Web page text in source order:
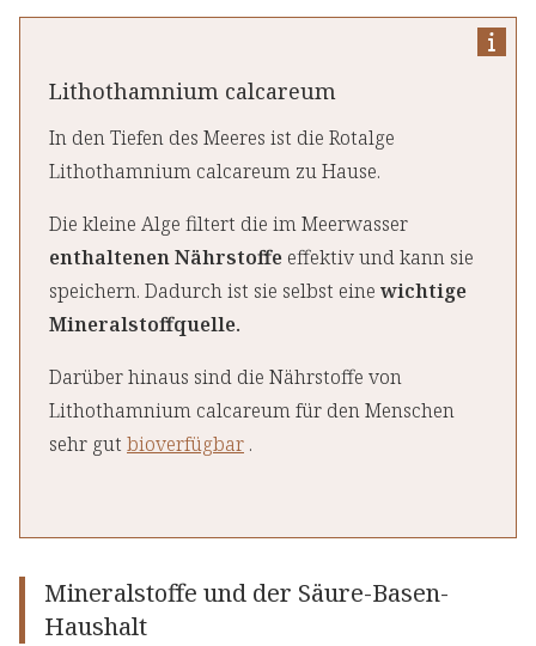
Lithothamnium calcareum
In den Tiefen des Meeres ist die Rotalge
Lithothamnium calcareum zu Hause.
Die kleine Alge filtert die im Meerwasser
enthaltenen Nährstoffe effektiv und kann sie
speichern. Dadurch ist sie selbst eine wichtige
Mineralstoffquelle.
Darüber hinaus sind die Nährstoffe von
Lithothamnium calcareum für den Menschen
sehr gut bioverfügbar .
Mineralstoffe und der Säure-Basen-
Haushalt